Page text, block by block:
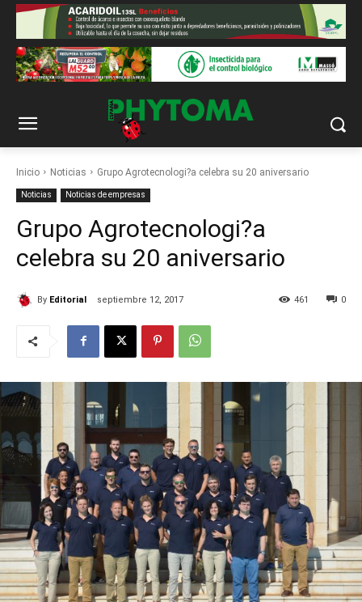
Inicio Noticias Grupo Agrotecnologi?a celebra su 20 aniversario
Noticias Noticias de empresas
Grupo Agrotecnologi?a
celebra su 20 aniversario
By Editorial septiembre 12, 2017 0
461